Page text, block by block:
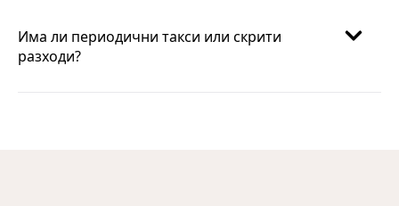
Има ли периодични такси или скрити
разходи?